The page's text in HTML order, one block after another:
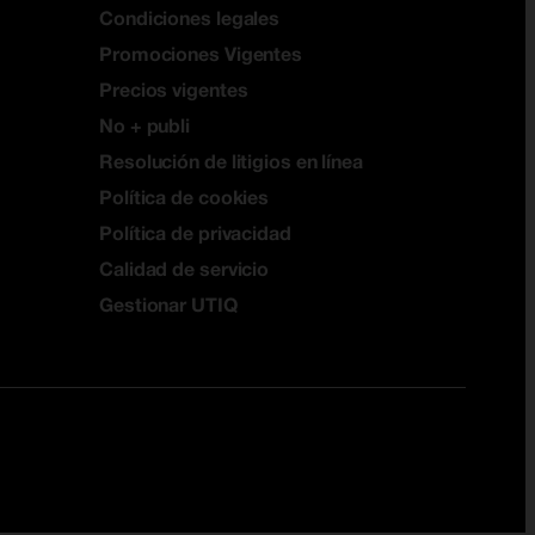
Condiciones legales
Promociones Vigentes
Precios vigentes
No + publi
Resolución de litigios en línea
Política de cookies
Política de privacidad
Calidad de servicio
Gestionar UTIQ